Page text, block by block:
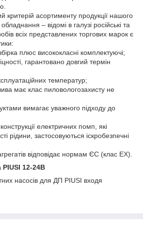
критерій асортименту продукції нашого
– відомі в галузі російські та
всіх представлених торгових марок є
плюс висококласні комплектуючі;
гарантовано довгий термін
температур;
має клас пиловологозахисту не
вимагає уважного підходу до
електричних помп, які
рідини, застосовуються іскробезпечні
відповідає нормам ЄС (клас EX).
12-24B
насосів для ДП PIUSI входя